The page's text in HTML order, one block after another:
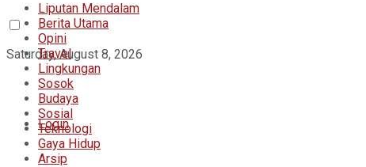
Saturday, August 8, 2026
Login
Liputan Mendalam
Berita Utama
Opini
Travel
Lingkungan
Sosok
Budaya
Sosial
Teknologi
Gaya Hidup
Arsip